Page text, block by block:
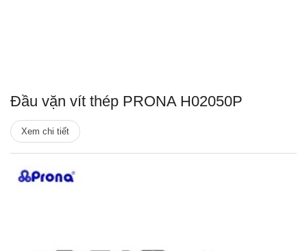
Đầu vặn vít thép PRONA H02050P
Xem chi tiết